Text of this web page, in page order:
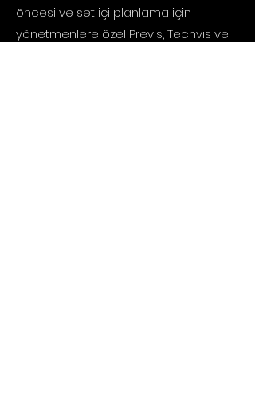
öncesi ve set içi planlama için
yönetmenlere özel Previs, Techvis ve